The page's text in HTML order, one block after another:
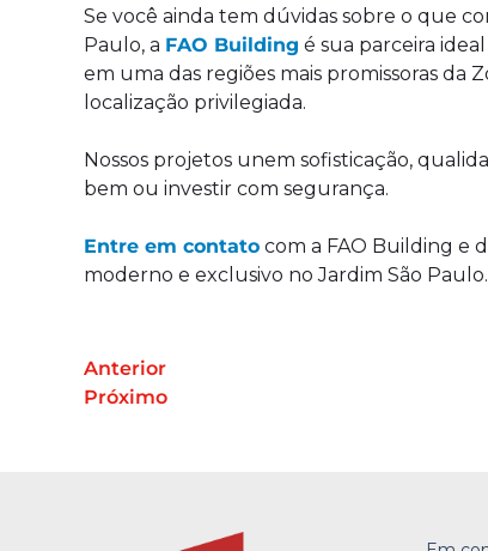
Se você ainda tem dúvidas sobre o que
Paulo, a FAO Building é sua parceira
em uma das regiões mais promissoras
localização privilegiada.
Nossos projetos unem sofisticação,
bem ou investir com segurança.
Entre em contato com a FAO Building e
moderno e exclusivo no Jardim São Paulo.
Anterior
Próximo